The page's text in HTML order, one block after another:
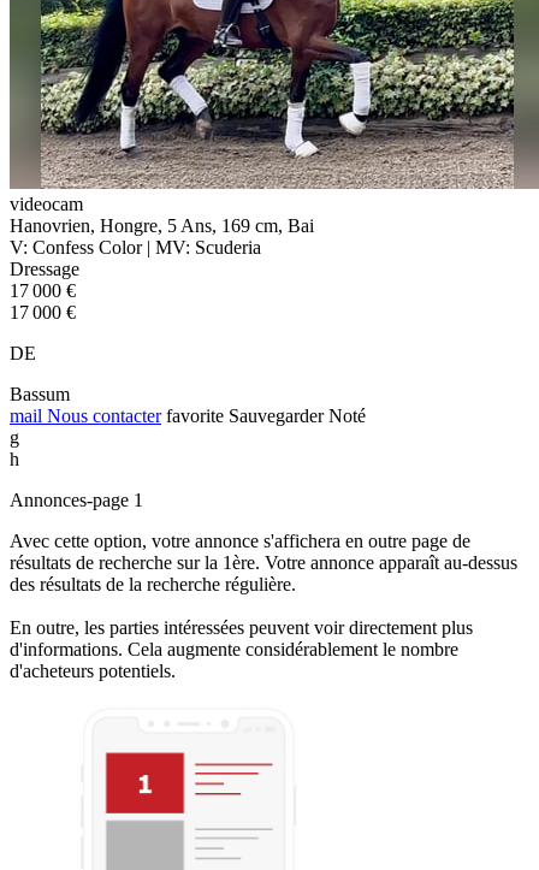
videocam
Hanovrien, Hongre, 5 Ans, 169 cm, Bai
V: Confess Color | MV: Scuderia
Dressage
17 000 €
17 000 €
DE
Bassum
mail Nous contacter favorite Sauvegarder Noté
g
h
Annonces-page 1
Avec cette option, votre annonce s'affichera en outre page de
résultats de recherche sur la 1ère. Votre annonce apparaît au-dessus
des résultats de la recherche régulière.
En outre, les parties intéressées peuvent voir directement plus
d'informations. Cela augmente considérablement le nombre
d'acheteurs potentiels.